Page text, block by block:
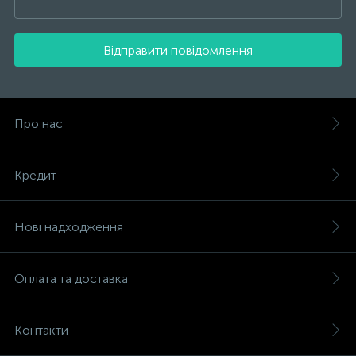
Відправити повідомлення
Про нас
Кредит
Нові надходження
Оплата та доставка
Контакти